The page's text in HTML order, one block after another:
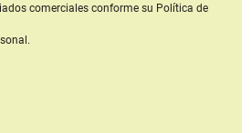
comerciales conforme su Política de